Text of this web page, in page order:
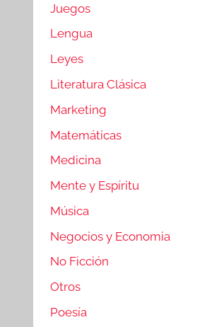
Juegos
Lengua
Leyes
Literatura Clásica
Marketing
Matemáticas
Medicina
Mente y Espíritu
Música
Negocios y Economia
No Ficción
Otros
Poesía